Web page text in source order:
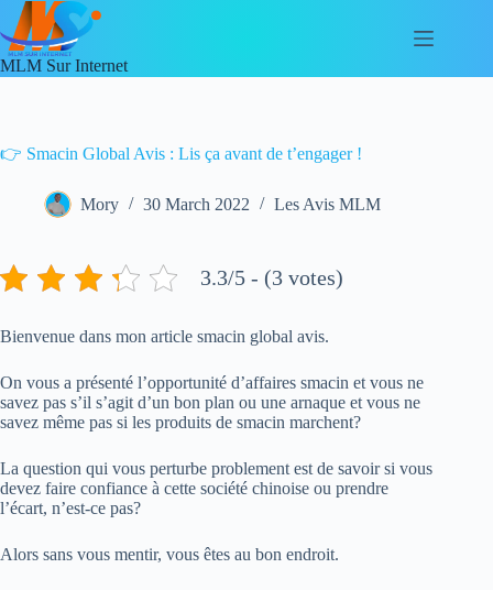
Skip
to
content
MLM Sur Internet
👉 Smacin Global Avis : Lis ça avant de t’engager !
Mory 30 March 2022 Les Avis MLM
3.3/5 - (3 votes)
Bienvenue dans mon article smacin global avis.
On vous a présenté l’opportunité d’affaires smacin et vous ne
savez pas s’il s’agit d’un bon plan ou une arnaque et vous ne
savez même pas si les produits de smacin marchent?
La question qui vous perturbe problement est de savoir si vous
devez faire confiance à cette société chinoise ou prendre
l’écart, n’est-ce pas?
Alors sans vous mentir, vous êtes au bon endroit.